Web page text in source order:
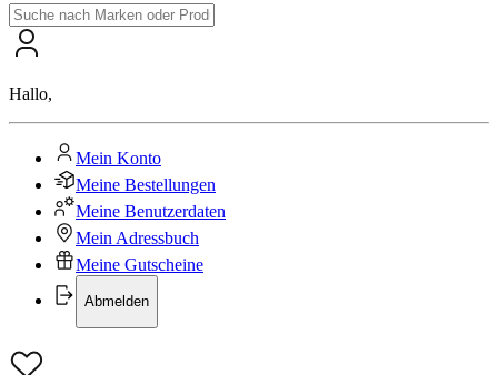
Hallo,
Mein Konto
Meine Bestellungen
Meine Benutzerdaten
Mein Adressbuch
Meine Gutscheine
Abmelden